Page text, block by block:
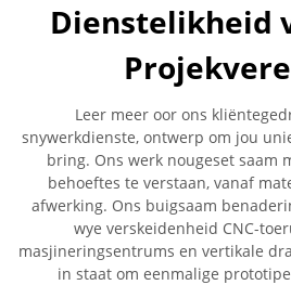
Dienstelikheid
Leer meer oor ons
snywerkdienste, ontwerp om jou
bring. Ons werk nougeset saam
behoeftes te verstaan, vanaf
afwerking. Ons buigsaam
wye verskeidenheid CNC-
masjineringsentrums en vertikale
in staat om eenmalige